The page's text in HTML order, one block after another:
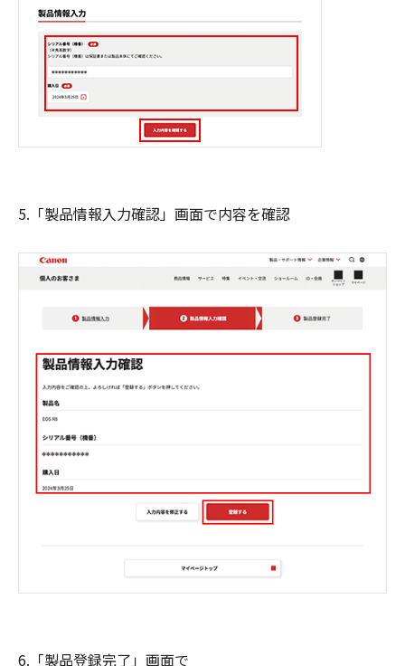
5.「製品情報入力確認」画面で内容を確認
6.「製品登録完了」画面で